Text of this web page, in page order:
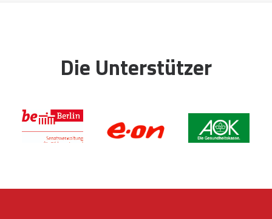
Die Unterstützer